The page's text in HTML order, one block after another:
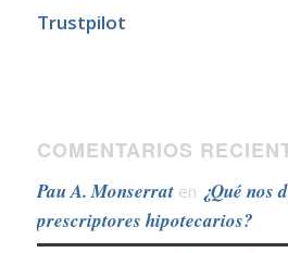
Trustpilot
COMENTARIOS
Pau A. Monserraten ¿Qué nos
prescriptores hipotecarios?